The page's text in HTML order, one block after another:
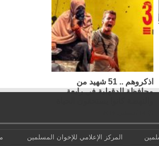
اذكروهم .. 51 شهيد من
محافظة الدقهلية في رابعة
المركز الإعلامي للإخوان المسلمين